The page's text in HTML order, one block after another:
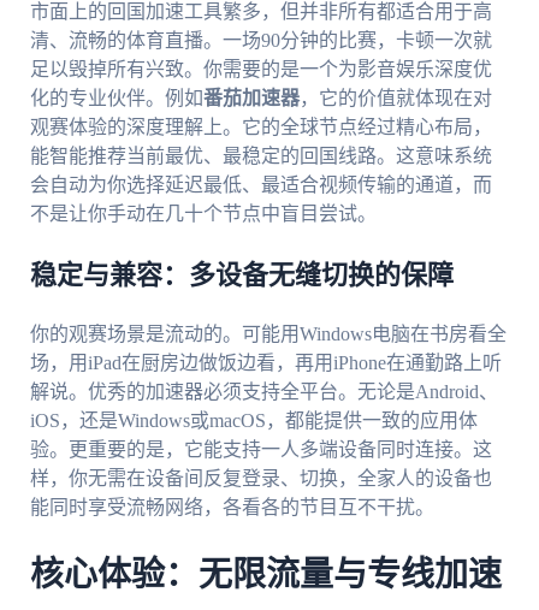
市面上的回国加速工具繁多，但并非所有都适合用于高
清、流畅的体育直播。一场90分钟的比赛，卡顿一次就
足以毁掉所有兴致。你需要的是一个为影音娱乐深度优
化的专业伙伴。例如番茄加速器，它的价值就体现在对
观赛体验的深度理解上。它的全球节点经过精心布局，
能智能推荐当前最优、最稳定的回国线路。这意味系统
会自动为你选择延迟最低、最适合视频传输的通道，而
不是让你手动在几十个节点中盲目尝试。
稳定与兼容：多设备无缝切换的保障
你的观赛场景是流动的。可能用Windows电脑在书房看全
场，用iPad在厨房边做饭边看，再用iPhone在通勤路上听
解说。优秀的加速器必须支持全平台。无论是Android、
iOS，还是Windows或macOS，都能提供一致的应用体
验。更重要的是，它能支持一人多端设备同时连接。这
样，你无需在设备间反复登录、切换，全家人的设备也
能同时享受流畅网络，各看各的节目互不干扰。
核心体验：无限流量与专线加速